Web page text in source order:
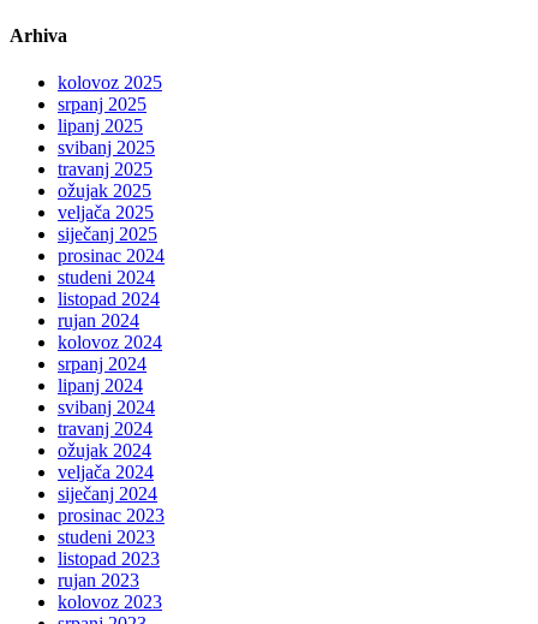
Arhiva
kolovoz 2025
srpanj 2025
lipanj 2025
svibanj 2025
travanj 2025
ožujak 2025
veljača 2025
siječanj 2025
prosinac 2024
studeni 2024
listopad 2024
rujan 2024
kolovoz 2024
srpanj 2024
lipanj 2024
svibanj 2024
travanj 2024
ožujak 2024
veljača 2024
siječanj 2024
prosinac 2023
studeni 2023
listopad 2023
rujan 2023
kolovoz 2023